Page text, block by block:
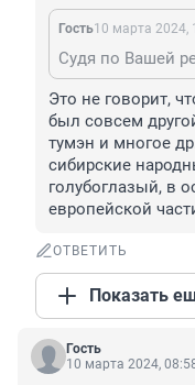
Гость10 марта 2024,
Это не говорит,
был совсем
тумэн и многое
сибирские
голубоглазый, в
европейской
ОТВЕТИТЬ
Показать
Гость
10 марта 2024,